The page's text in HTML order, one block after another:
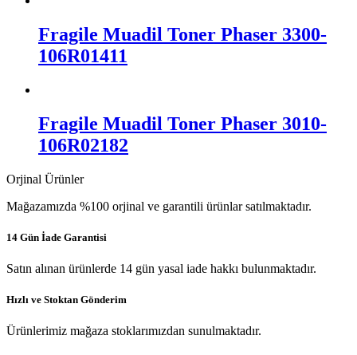
Fragile Muadil Toner Phaser 3300-
106R01411
Fragile Muadil Toner Phaser 3010-
106R02182
Orjinal Ürünler
Mağazamızda %100 orjinal ve garantili ürünlar satılmaktadır.
14 Gün İade Garantisi
Satın alınan ürünlerde 14 gün yasal iade hakkı bulunmaktadır.
Hızlı ve Stoktan Gönderim
Ürünlerimiz mağaza stoklarımızdan sunulmaktadır.